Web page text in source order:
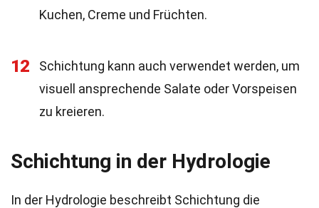
Kuchen, Creme und Früchten.
12
Schichtung kann auch verwendet werden, um
visuell ansprechende Salate oder Vorspeisen
zu kreieren.
Schichtung in der Hydrologie
In der Hydrologie beschreibt Schichtung die